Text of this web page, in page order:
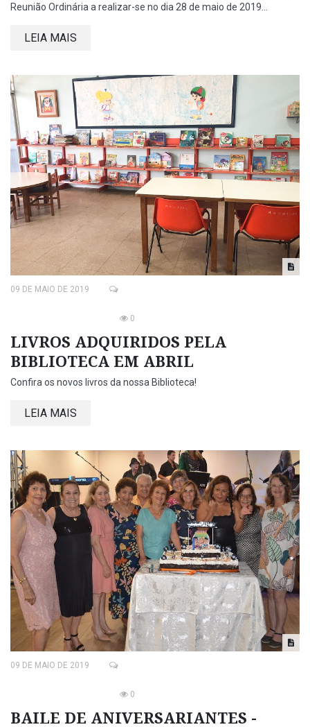
Reunião Ordinária a realizar-se no dia 28 de maio de 2019...
LEIA MAIS
09 DE MAIO DE 2019
0
LIVROS ADQUIRIDOS PELA
BIBLIOTECA EM ABRIL
Confira os novos livros da nossa Biblioteca!
LEIA MAIS
09 DE MAIO DE 2019
0
BAILE DE ANIVERSARIANTES -